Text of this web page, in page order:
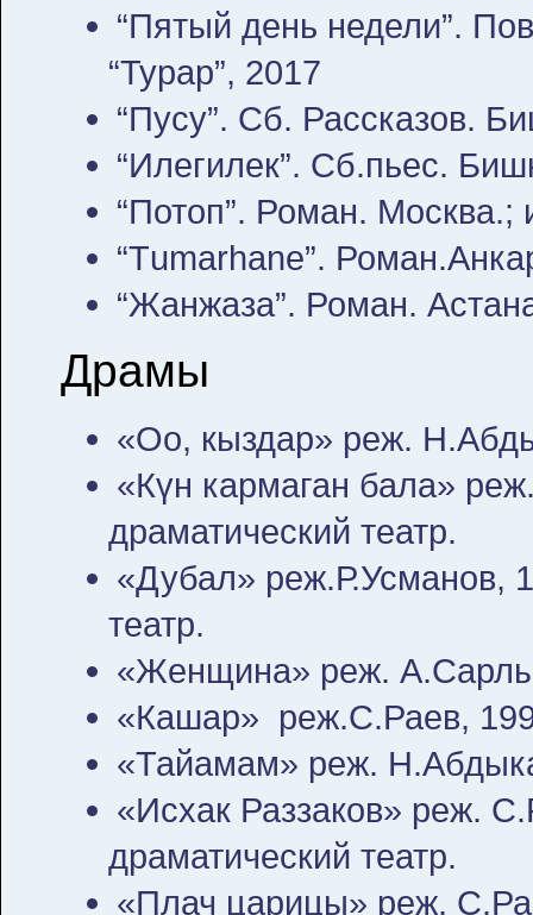
“Пятый день недели”.
“Турар”, 2017
“Пусу”. Сб. Рассказов.
“Илегилек”. Сб.пьес.
“Потоп”. Роман. Москва.;
“Тumarhane”.
“Жанжаза”. Роман.
Драмы
«Оо, кыздар» реж.
«Күн кармаган бала»
драматический театр.
«Дубал» реж.Р.Усманов,
театр.
«Женщина» реж.
«Кашар» реж.С.Раев,
«Тайамам» реж.
«Исхак Раззаков» реж.
драматический театр.
«Плач царицы» реж.